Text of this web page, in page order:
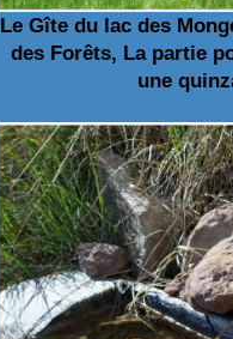
Le Gîte du lac des
des Forêts, La partie
une